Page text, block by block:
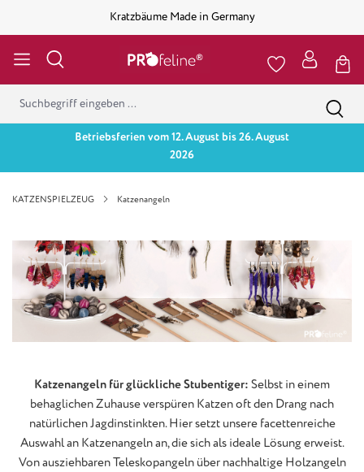
Kratzbäume Made in Germany
Betriebsferien vom 12. August bis 26. August
2026
KATZENSPIELZEUG Katzenangeln
Katzenangeln für glückliche Stubentiger: Selbst in einem
behaglichen Zuhause verspüren Katzen oft den Drang nach
natürlichen Jagdinstinkten. Hier setzt unsere facettenreiche
Auswahl an Katzenangeln an, die sich als ideale Lösung erweist.
Von ausziehbaren Teleskopangeln über nachhaltige Holzangeln